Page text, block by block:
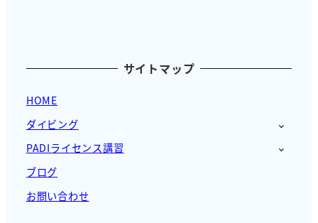
サイトマップ
HOME
ダイビング
PADIライセンス講習
ブログ
お問い合わせ